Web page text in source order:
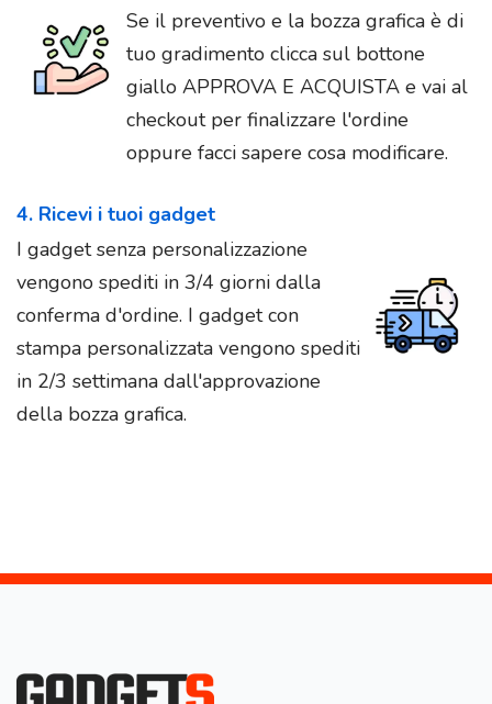
Se il preventivo e la bozza grafica è di
tuo gradimento clicca sul bottone
giallo APPROVA E ACQUISTA e vai al
checkout per finalizzare l'ordine
oppure facci sapere cosa modificare.
4. Ricevi i tuoi gadget
I gadget senza personalizzazione
vengono spediti in 3/4 giorni dalla
conferma d'ordine. I gadget con
stampa personalizzata vengono spediti
in 2/3 settimana dall'approvazione
della bozza grafica.